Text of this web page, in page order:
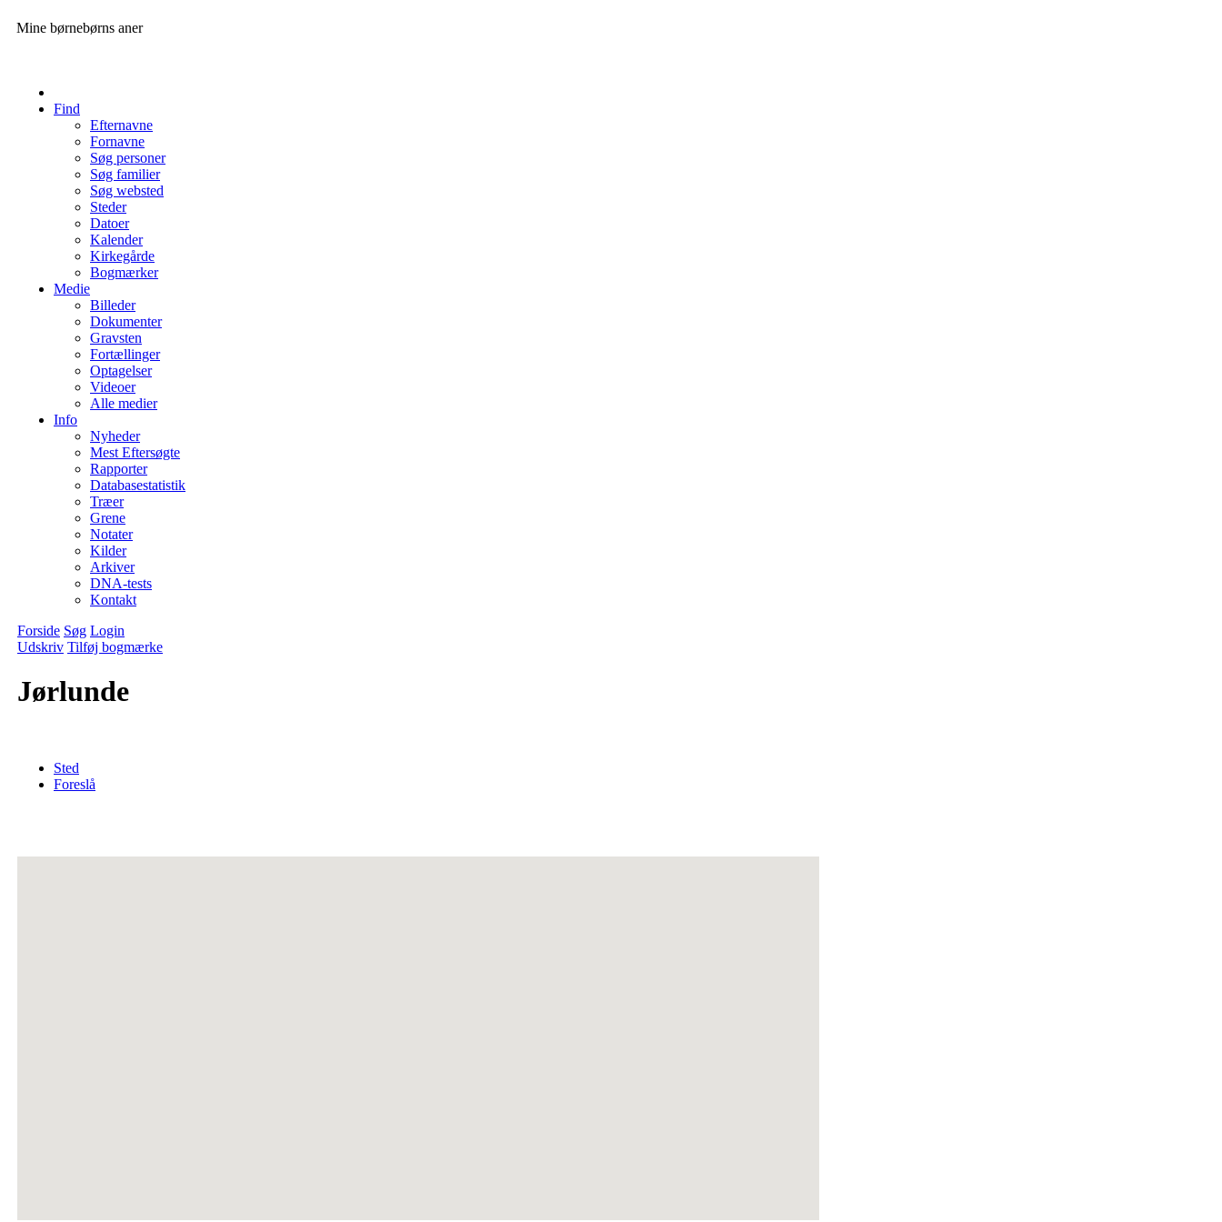
Mine børnebørns aner
Find
Efternavne
Fornavne
Søg personer
Søg familier
Søg websted
Steder
Datoer
Kalender
Kirkegårde
Bogmærker
Medie
Billeder
Dokumenter
Gravsten
Fortællinger
Optagelser
Videoer
Alle medier
Info
Nyheder
Mest Eftersøgte
Rapporter
Databasestatistik
Træer
Grene
Notater
Kilder
Arkiver
DNA-tests
Kontakt
Forside Søg Login
Udskriv Tilføj bogmærke
Jørlunde
Sted
Foreslå